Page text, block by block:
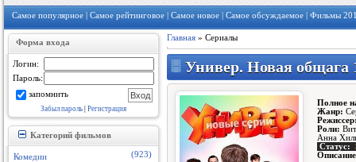
Самое популярное Самое рейтинговое Самое новое Самое обсуждаемое Фильмы
Форма входа
Логин:
Пароль:
запомнить
Забыл пароль Регистрация
Категорий фильмов
Комедии
(923)
Главная » Сериалы
Универ. Новая общага
Полное
Жанр:
Роли:
Анна
Статус: